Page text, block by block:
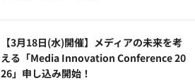
【3月18日(水)開催】メディアの未来を考
える「Media Innovation Conference 20
26」申し込み開始！